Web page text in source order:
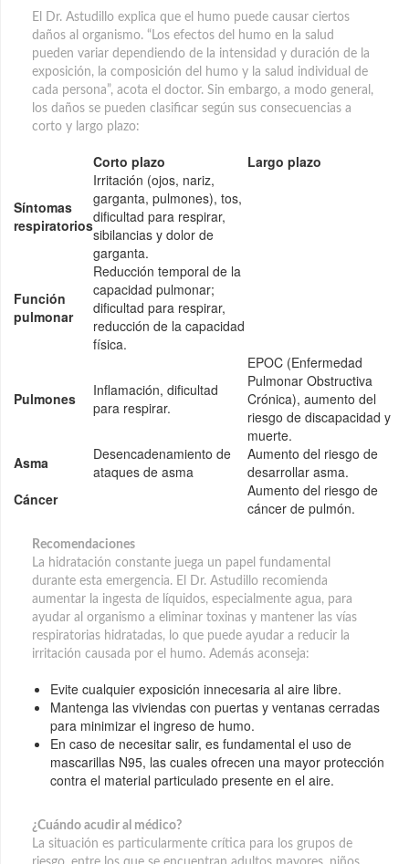
El Dr. Astudillo explica que el humo puede causar ciertos
daños al organismo. “Los efectos del humo en la salud
pueden variar dependiendo de la intensidad y duración de la
exposición, la composición del humo y la salud individual de
cada persona”, acota el doctor. Sin embargo, a modo general,
los daños se pueden clasificar según sus consecuencias a
corto y largo plazo:
Corto plazo Largo plazo
Síntomas
respiratorios
Irritación (ojos, nariz,
garganta, pulmones), tos,
dificultad para respirar,
sibilancias y dolor de
garganta.
Función
pulmonar
Reducción temporal de la
capacidad pulmonar;
dificultad para respirar,
reducción de la capacidad
física.
Pulmones
Inflamación, dificultad
para respirar.
EPOC (Enfermedad
Pulmonar Obstructiva
Crónica), aumento del
riesgo de discapacidad y
muerte.
Asma
Desencadenamiento de
ataques de asma
Aumento del riesgo de
desarrollar asma.
Cáncer
Aumento del riesgo de
cáncer de pulmón.
Recomendaciones
La hidratación constante juega un papel fundamental
durante esta emergencia. El Dr. Astudillo recomienda
aumentar la ingesta de líquidos, especialmente agua, para
ayudar al organismo a eliminar toxinas y mantener las vías
respiratorias hidratadas, lo que puede ayudar a reducir la
irritación causada por el humo. Además aconseja:
Evite cualquier exposición innecesaria al aire libre.
Mantenga las viviendas con puertas y ventanas cerradas
para minimizar el ingreso de humo.
En caso de necesitar salir, es fundamental el uso de
mascarillas N95, las cuales ofrecen una mayor protección
contra el material particulado presente en el aire.
¿Cuándo acudir al médico?
La situación es particularmente crítica para los grupos de